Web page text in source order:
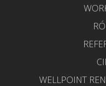
WELLPOINT